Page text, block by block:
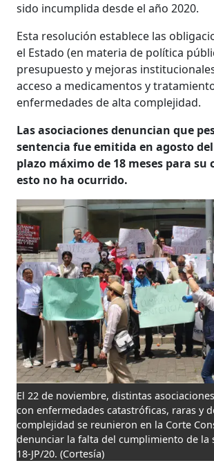
sido incumplida desde el año 2020.
Esta resolución establece las
el Estado (en materia de política
presupuesto y mejoras
acceso a medicamentos y
enfermedades de alta complejidad.
Las asociaciones denuncian que
sentencia fue emitida en agosto
plazo máximo de 18 meses para
esto no ha ocurrido.
El 22 de noviembre, distintas
con enfermedades catastróficas, raras y
complejidad se reunieron en la Corte
denunciar la falta del cumplimiento de la
18-JP/20. (Cortesía)